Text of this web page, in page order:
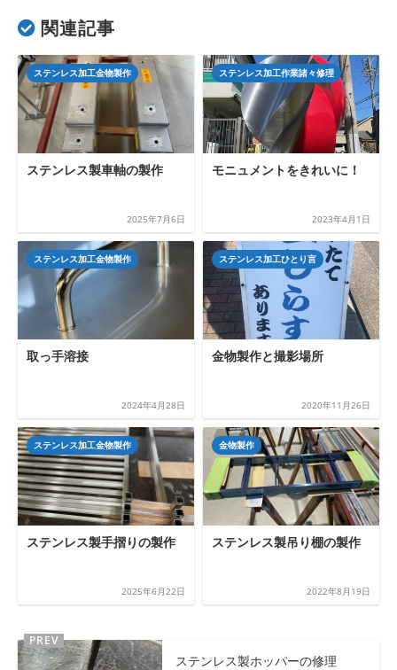
関連記事
ステンレス加工金物製作
ステンレス製車軸の製作
2025年7月6日
ステンレス加工作業諸々修理
モニュメントをきれいに！
2023年4月1日
ステンレス加工金物製作
取っ手溶接
2024年4月28日
ステンレス加工ひとり言
金物製作と撮影場所
2020年11月26日
ステンレス加工金物製作
ステンレス製手摺りの製作
2025年6月22日
金物製作
ステンレス製吊り棚の製作
2022年8月19日
ステンレス製ホッパーの修理